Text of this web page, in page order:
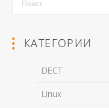
КАТЕГОРИИ
DECT
Linux